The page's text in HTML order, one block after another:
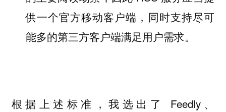
供一个官方移动客户端，同时支持尽可
能多的第三方客户端满足用户需求。
根据上述标准，我选出了 Feedly、